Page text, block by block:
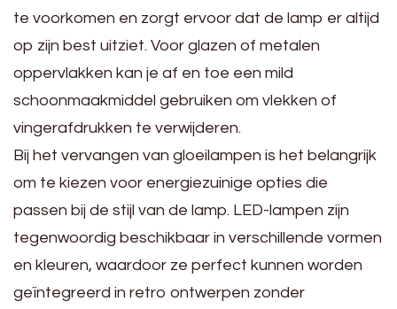
te voorkomen en zorgt ervoor dat de lamp er altijd
op zijn best uitziet. Voor glazen of metalen
oppervlakken kan je af en toe een mild
schoonmaakmiddel gebruiken om vlekken of
vingerafdrukken te verwijderen.
Bij het vervangen van gloeilampen is het belangrijk
om te kiezen voor energiezuinige opties die
passen bij de stijl van de lamp. LED-lampen zijn
tegenwoordig beschikbaar in verschillende vormen
en kleuren, waardoor ze perfect kunnen worden
geïntegreerd in retro ontwerpen zonder